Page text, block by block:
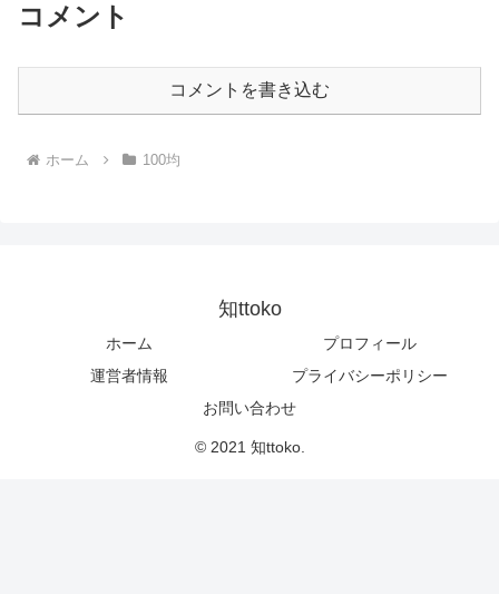
コメント
コメントを書き込む
ホーム 100均
知ttoko
ホーム
プロフィール
運営者情報
プライバシーポリシー
お問い合わせ
© 2021 知ttoko.